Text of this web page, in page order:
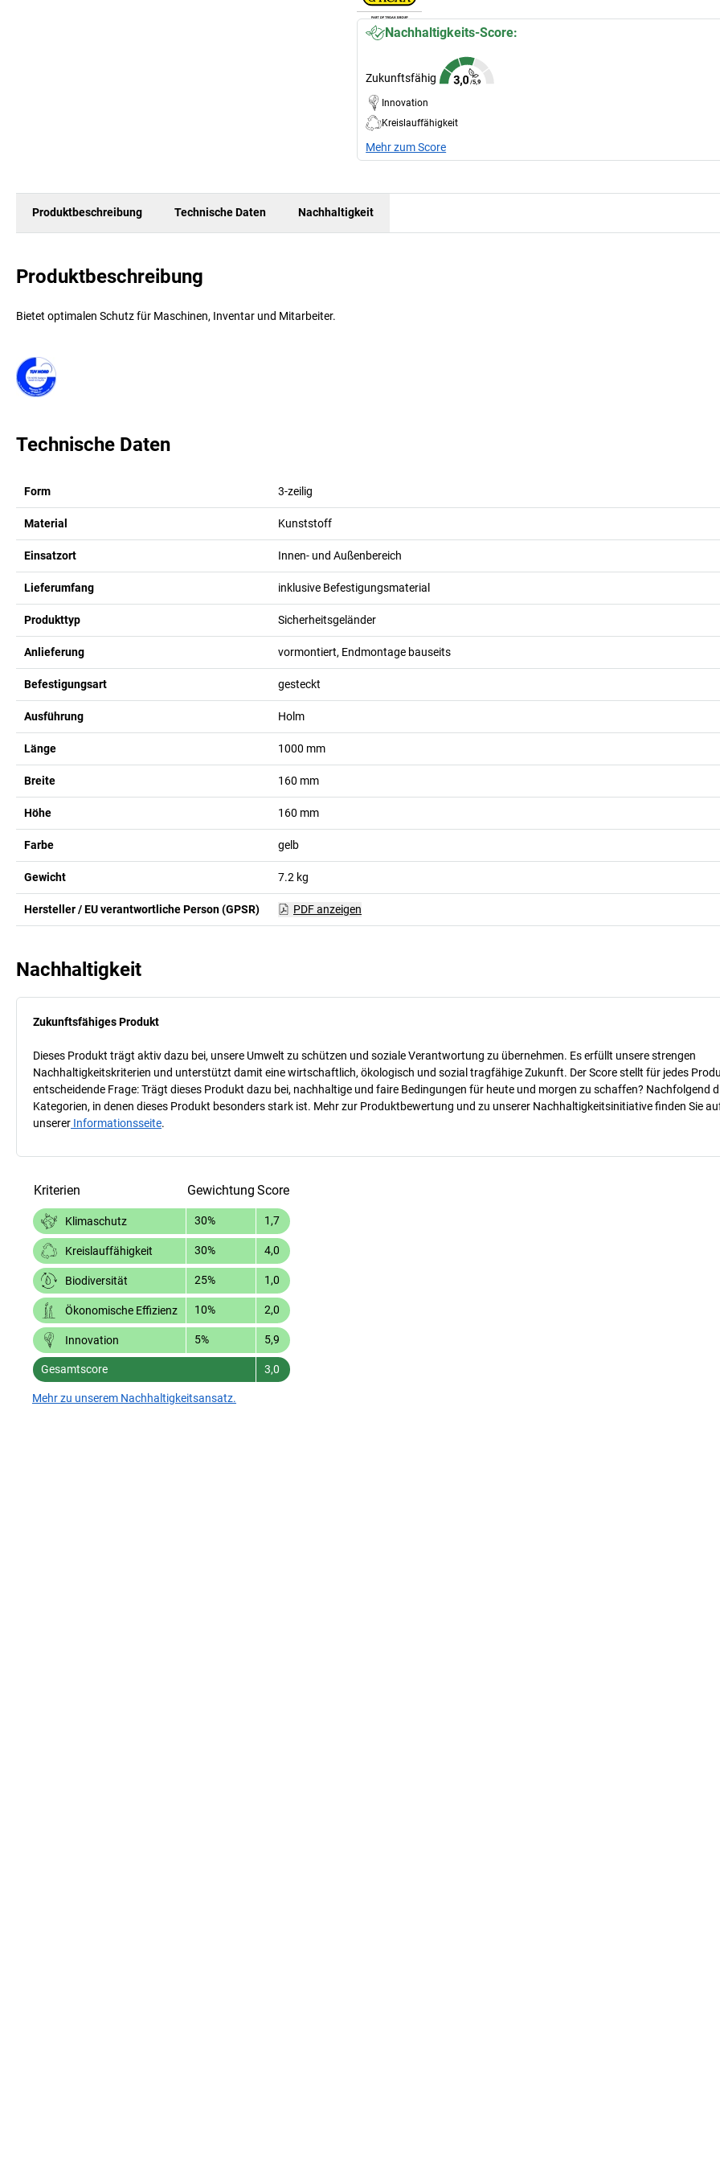
Nachhaltigkeits-Score:
Zukunftsfähig
Innovation
Kreislauffähigkeit
Mehr zum Score
Produktbeschreibung Technische Daten Nachhaltigkeit
Produktbeschreibung
Bietet optimalen Schutz für Maschinen, Inventar und Mitarbeiter.
Technische Daten
Form 3-zeilig
Material Kunststoff
Einsatzort Innen- und Außenbereich
Lieferumfang inklusive Befestigungsmaterial
Produkttyp Sicherheitsgeländer
Anlieferung vormontiert, Endmontage bauseits
Befestigungsart gesteckt
Ausführung Holm
Länge 1000 mm
Breite 160 mm
Höhe 160 mm
Farbe gelb
Gewicht 7.2 kg
Hersteller / EU verantwortliche Person (GPSR) PDF anzeigen
Nachhaltigkeit
Zukunftsfähiges Produkt
Dieses Produkt trägt aktiv dazu bei, unsere Umwelt zu schützen und soziale Verantwortung zu übernehmen. Es erfüllt unsere strengen
Nachhaltigkeitskriterien und unterstützt damit eine wirtschaftlich, ökologisch und sozial tragfähige Zukunft. Der Score stellt für jedes
entscheidende Frage: Trägt dieses Produkt dazu bei, nachhaltige und faire Bedingungen für heute und morgen zu schaffen? Nachfolgend
Kategorien, in denen dieses Produkt besonders stark ist. Mehr zur Produktbewertung und zu unserer Nachhaltigkeitsinitiative finden Sie
unserer Informationsseite.
Kriterien Gewichtung Score
Klimaschutz 30% 1,7
Kreislauffähigkeit 30% 4,0
Biodiversität 25% 1,0
Ökonomische Effizienz 10% 2,0
Innovation 5% 5,9
Gesamtscore 3,0
Mehr zu unserem Nachhaltigkeitsansatz.